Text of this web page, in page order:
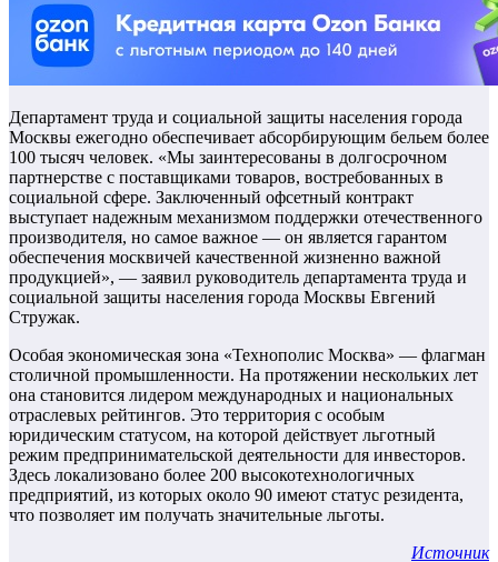
Департамент труда и социальной защиты населения города
Москвы ежегодно обеспечивает абсорбирующим бельем более
100 тысяч человек. «Мы заинтересованы в долгосрочном
партнерстве с поставщиками товаров, востребованных в
социальной сфере. Заключенный офсетный контракт
выступает надежным механизмом поддержки отечественного
производителя, но самое важное — он является гарантом
обеспечения москвичей качественной жизненно важной
продукцией», — заявил руководитель департамента труда и
социальной защиты населения города Москвы Евгений
Стружак.
Особая экономическая зона «Технополис Москва» — флагман
столичной промышленности. На протяжении нескольких лет
она становится лидером международных и национальных
отраслевых рейтингов. Это территория с особым
юридическим статусом, на которой действует льготный
режим предпринимательской деятельности для инвесторов.
Здесь локализовано более 200 высокотехнологичных
предприятий, из которых около 90 имеют статус резидента,
что позволяет им получать значительные льготы.
Источник